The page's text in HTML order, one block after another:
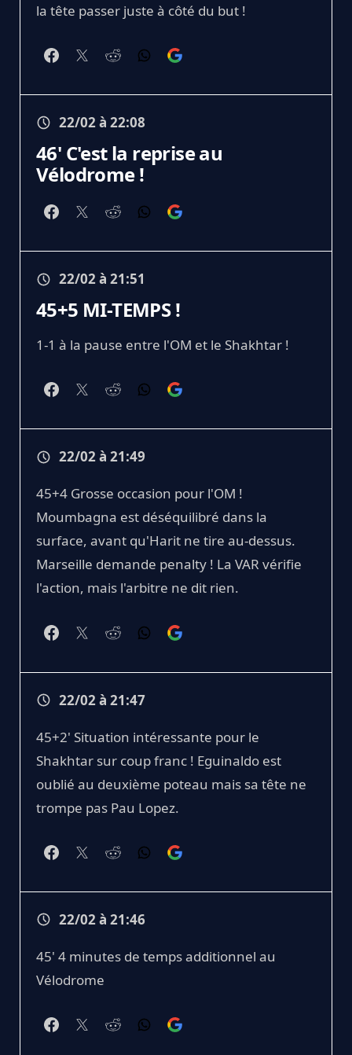
la tête passer juste à côté du but !
22/02 à 22:08
46' C'est la reprise au
Vélodrome !
22/02 à 21:51
45+5 MI-TEMPS !
1-1 à la pause entre l'OM et le Shakhtar !
22/02 à 21:49
45+4 Grosse occasion pour l'OM !
Moumbagna est déséquilibré dans la
surface, avant qu'Harit ne tire au-dessus.
Marseille demande penalty ! La VAR vérifie
l'action, mais l'arbitre ne dit rien.
22/02 à 21:47
45+2' Situation intéressante pour le
Shakhtar sur coup franc ! Eguinaldo est
oublié au deuxième poteau mais sa tête ne
trompe pas Pau Lopez.
22/02 à 21:46
45' 4 minutes de temps additionnel au
Vélodrome